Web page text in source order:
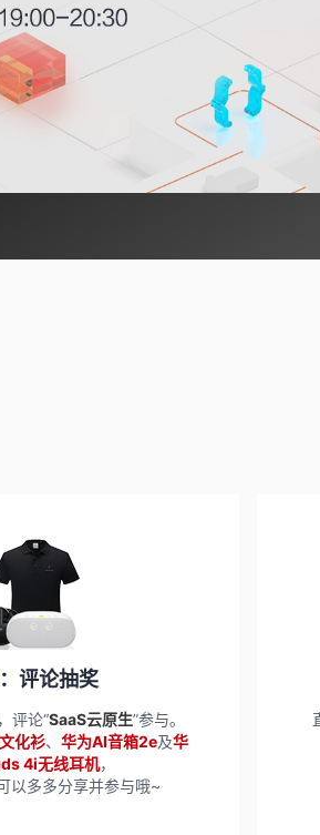
评论抽奖
评论“SaaS云原生”参与。
化衫、华为AI音箱2e及华
4i无线耳机，
以多多分享并参与哦~